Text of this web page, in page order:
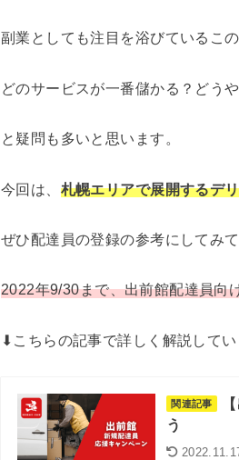
副業としても注目を浴びているこ
どのサービスが一番儲かる？どう
と疑問も多いと思います。
今回は、 札幌エリアで展開するデ
ぜひ配達員の登録の参考にしてみて
2022年9/30まで、出前館配達員向
⬇︎こちらの記事で詳しく解説して
関連記事
う